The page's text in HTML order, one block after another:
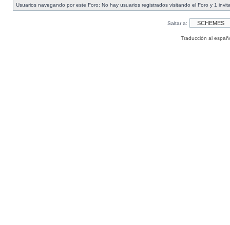
Usuarios navegando por este Foro: No hay usuarios registrados visitando el Foro y 1
Saltar a:
Traducción al